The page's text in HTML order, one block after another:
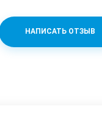
НАПИСАТЬ ОТЗЫВ